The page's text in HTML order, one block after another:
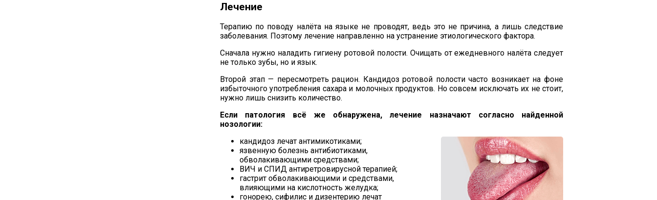
Лечение
Терапию по поводу налёта на языке не проводят, ведь это не причина, а лишь следствие
заболевания. Поэтому лечение направленно на устранение этиологического фактора.
Сначала нужно наладить гигиену ротовой полости. Очищать от ежедневного налёта следует
не только зубы, но и язык.
Второй этап — пересмотреть рацион. Кандидоз ротовой полости часто возникает на фоне
избыточного употребления сахара и молочных продуктов. Но совсем исключать их не стоит,
нужно лишь снизить количество.
Если патология всё же обнаружена, лечение назначают согласно найденной
нозологии:
кандидоз лечат антимикотиками;
язвенную болезнь антибиотиками,
обволакивающими средствами;
ВИЧ и СПИД антиретровирусной терапией;
гастрит обволакивающими и средствами,
влияющими на кислотность желудка;
гонорею, сифилис и дизентерию лечат